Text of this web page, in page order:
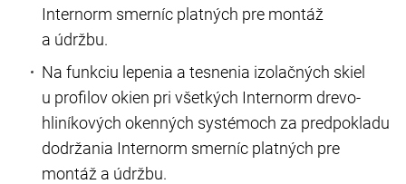
Internorm smerníc platných pre montáž
a údržbu.
Na funkciu lepenia a tesnenia izolačných skiel
u profilov okien pri všetkých Internorm drevo-
hliníkových okenných systémoch za predpokladu
dodržania Internorm smerníc platných pre
montáž a údržbu.